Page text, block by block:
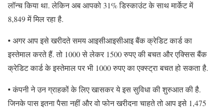
लॉन्च किया था. लेकिन अब आपको 31% डिस्काउंट के साथ मार्केट में
8,849 में मिल रहा है.
• अगर आप इसे खरीदते समय आइसीआइसीआइ बैंक क्रेडिट कार्ड का
इस्तेमाल करते हैं. तो 1000 से लेकर 1500 रुपए की बचत और एक्सिस बैंक
क्रेडिट कार्ड के इस्तेमाल पर भी 1000 रुपए का एक्स्ट्रा बचत हो सकता है.
• कंपनी ने उन ग्राहकों के लिए खासकर ये इस सुविधा की शुरुआत की है.
जिनके पास इतना पैसा नहीं और वो फोन खरीदना चाहते तो आप इसे 1,475